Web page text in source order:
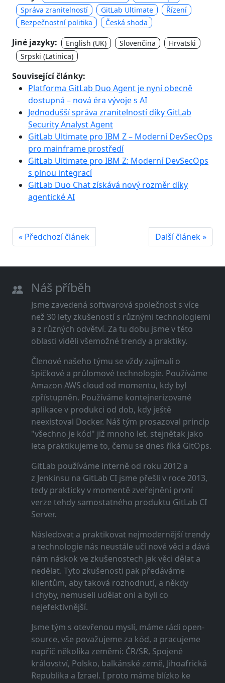
Správa zranitelností
GitLab Ultimate
Řízení
Bezpečnostní politika
Česká shoda
Jiné jazyky: English (UK) Slovenčina
Hrvatski
Srpski (Latinica)
Související články:
Platforma GitLab Duo Agent je nyní obecně
dostupná – nová éra vývoje s AI
Jednodušší správa zranitelností díky GitLab
Security Analyst Agent
GitLab Ultimate pro IBM Z – Moderní DevSecOps
pro mainframe prostředí
GitLab Ultimate pro IBM Z: Moderní DevSecOps
s plnou integrací
GitLab Duo Chat získává nový rozměr díky
agentické AI
« Předchozí článek Další článek »
Náš příběh
Jsme zavedená softwarová společnost s více
než 30 lety zkušeností s různými technologiemi
a z různých odvětví. Za tu dobu jsme v této
oblasti viděli všemožné trendy a praktiky.
Členové našeho týmu se vždy zajímali o
špičkové a průlomové technologie. Používáme
Amazon AWS cloud od momentu, kdy byl
zpřístupněn. Používáme kontejnerizované
aplikace v produkci od dob, kdy ještě
neexistoval Docker. Náš tým prosazoval princip
"všechno je kód" již mnoho let, stejnětak jako
leta praktikujeme to, čemu se dnes říká GitOps.
GitLab používáme interně od roku 2012 a
z Jenkinsu na GitLab CI jsme přešli v roce 2013,
tedy prakticky v momentě zveřejnění první
verze tehdy samostatného produktu GitLab CI
Server.
Následovat a praktikovat nejmodernější trendy
a technologie nás neustále učí nové věci a dává
nám náskok ve zkušenostech jak věci dělat a
nedělat. Tyto zkušenosti pak předáváme
klientům, aby taková rozhodnutí, a někdy
i chyby, nemuseli udělat oni a byli co
nejefektivnější.
Jsme tým s otevřenou myslí, máme rádi open-
source, vše považujeme za kód, a pracujeme
napříč několika zeměmi: ČR/SR, Spojené
království, Polsko, balkánské země, Jihoafrická
Republika a Izrael. I proto máme blízko ke